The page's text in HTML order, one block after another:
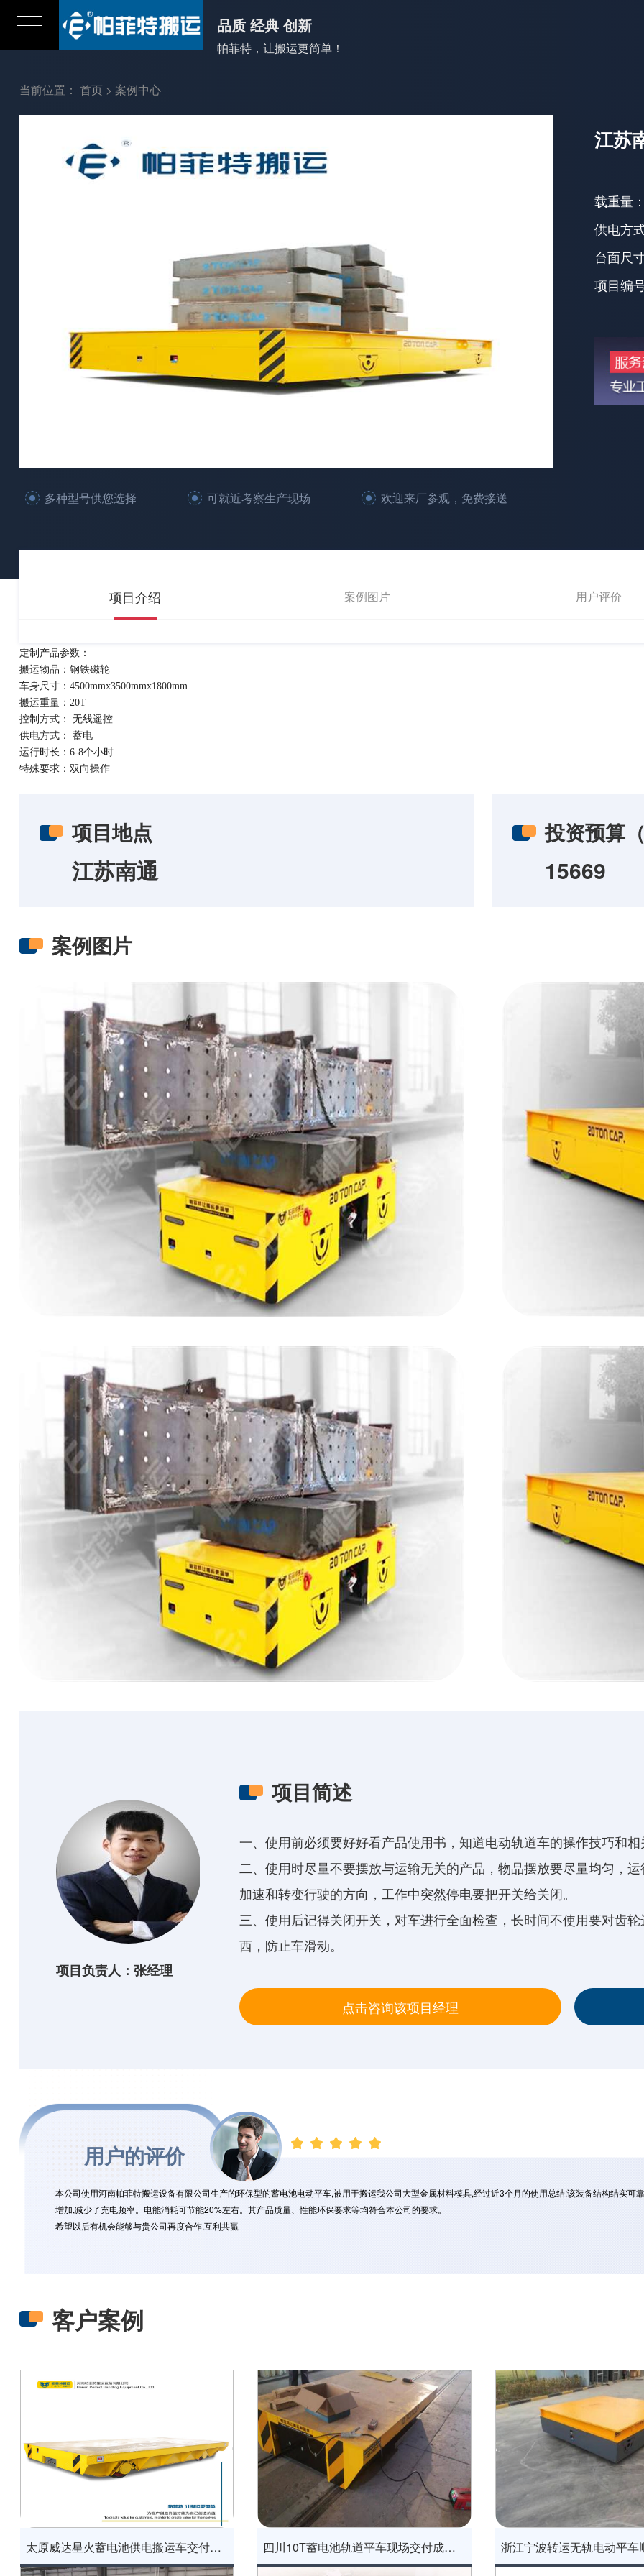
品质 经典 创新
帕菲特，让搬运更简单！
当前位置： 首页> 案例中心
多种型号供您选择 可就近考察生产现场 欢迎来厂参观，免费接送
江苏
载重量
供电方
台面尺
项目编
项目介绍 案例图片 用户评价
定制产品参数：
搬运物品：钢铁磁轮
车身尺寸： 4500mmx3500mmx1800mm
搬运重量：20T
控制方式： 无线遥控
供电方式： 蓄电
运行时长：6-8个小时
特殊要求：双向操作
项目地点
江苏南通
投资预算
15669
案例图片
项目负责人：张经理
项目简述
一、使用前必须要好好看产品使用书，知道电动轨道车的操作技巧和
二、使用时尽量不要摆放与运输无关的产品，物品摆放要尽量均匀，
加速和转变行驶的方向，工作中突然停电要把开关给关闭。
三、使用后记得关闭开关，对车进行全面检查，长时间不使用要对齿
西，防止车滑动。
点击咨询该项目经理
用户的评价
本公司使用河南帕菲特搬运设备有限公司生产的环保型的蓄电池电动平车,被用于搬运我公司大型金属材料模具,经过近3个月的使用总结:该装备结构结实可
增加,减少了充电频率。电能消耗可节能20%左右。其产品质量、性能环保要求等均符合本公司的要求。
希望以后有机会能够与贵公司再度合作,互利共贏
客户案例
太原威达星火蓄电池供电搬运车交付成功 四川10T蓄电池轨道平车现场交付成功案例